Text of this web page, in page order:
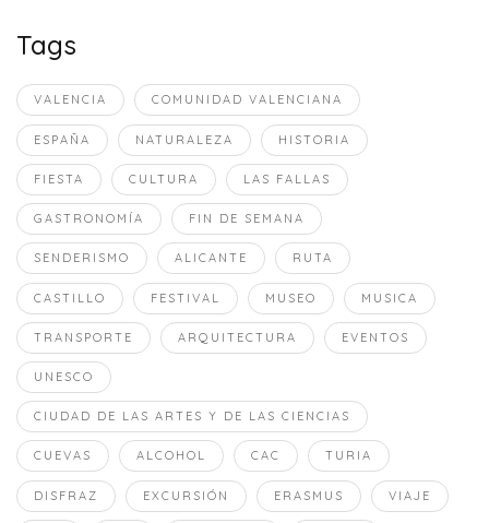
Tags
VALENCIA COMUNIDAD VALENCIANA
ESPAÑA NATURALEZA HISTORIA
FIESTA CULTURA LAS FALLAS
GASTRONOMÍA FIN DE SEMANA
SENDERISMO ALICANTE RUTA
CASTILLO FESTIVAL MUSEO MUSICA
TRANSPORTE ARQUITECTURA EVENTOS
UNESCO
CIUDAD DE LAS ARTES Y DE LAS CIENCIAS
CUEVAS ALCOHOL CAC TURIA
DISFRAZ EXCURSIÓN ERASMUS VIAJE